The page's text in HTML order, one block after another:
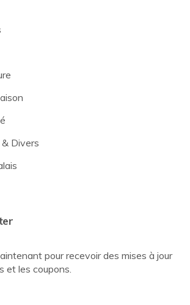
Divers
pour recevoir des mises à jour
et les coupons.